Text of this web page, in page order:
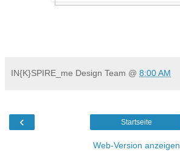
IN{K}SPIRE_me Design Team @ 8:00 AM
‹ Startseite
Web-Version anzeigen